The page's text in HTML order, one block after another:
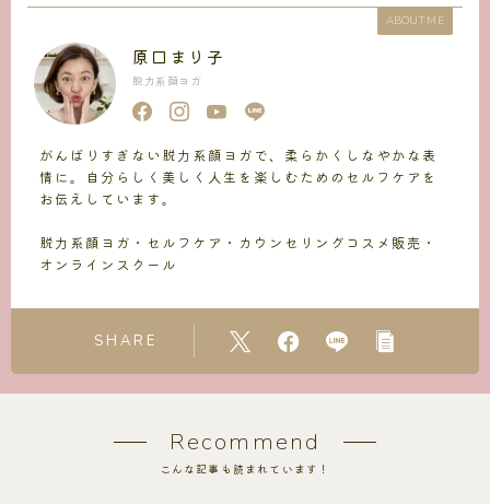
ABOUT ME
原口まり子
脱力系顔ヨガ
がんばりすぎない脱力系顔ヨガで、柔らかくしなやかな表
情に。自分らしく美しく人生を楽しむためのセルフケアを
お伝えしています。
脱力系顔ヨガ・セルフケア・カウンセリングコスメ販売・
オンラインスクール
SHARE
Recommend
こんな記事も読まれています！